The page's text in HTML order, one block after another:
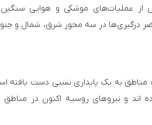
از عملیات‌های موشکی و هوایی
درگیری‌ها در سه محور شرق، شمال و
به یک پایداری نسبی دست یافته
اند و نیروهای روسیه اکنون در مناطق